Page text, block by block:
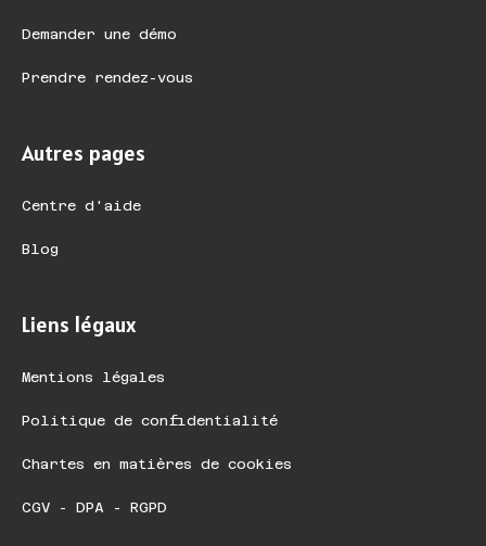
Demander une démo
Prendre rendez-vous
Autres pages
Centre d'aide
Blog
Liens légaux
Mentions légales
Politique de confidentialité
Chartes en matières de cookies
CGV - DPA - RGPD